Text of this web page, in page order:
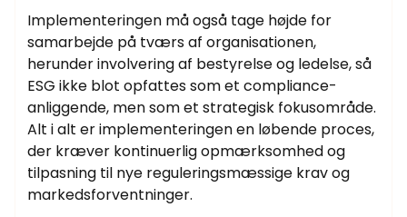
Implementeringen må også tage højde for
samarbejde på tværs af organisationen,
herunder involvering af bestyrelse og ledelse, så
ESG ikke blot opfattes som et compliance-
anliggende, men som et strategisk fokusområde.
Alt i alt er implementeringen en løbende proces,
der kræver kontinuerlig opmærksomhed og
tilpasning til nye reguleringsmæssige krav og
markedsforventninger.